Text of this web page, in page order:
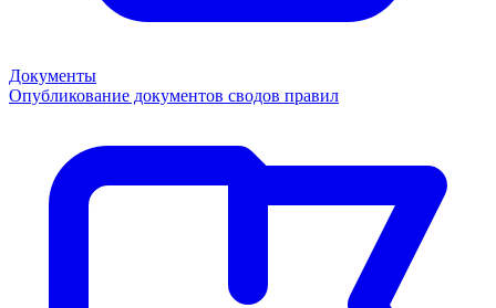
Документы
Опубликование документов сводов правил